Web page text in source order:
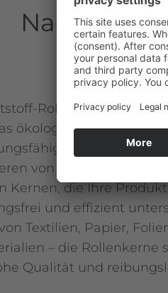
Rollenkernen
ökologische
auf
von langlebigen,
Kernen, die Ihre
und effizient
Textilien, Papier,
– die Rollenkerne
Qualität und